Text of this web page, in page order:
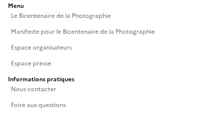
Menu
Le Bicentenaire de la Photographie
Manifeste pour le Bicentenaire de la Photographie
Espace organisateurs
Espace presse
Informations pratiques
Nous contacter
Foire aux questions